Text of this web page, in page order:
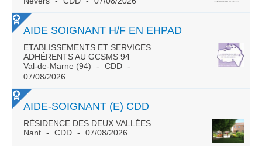
AIDE SOIGNANT H/F EN EHPAD
ETABLISSEMENTS ET SERVICES
ADHÉRENTS AU GCSMS 94
Val-de-Marne (94)
CDD
07/08/2026
AIDE-SOIGNANT (E) CDD
RÉSIDENCE DES DEUX VALLÉES
Nant
CDD 07/08/2026